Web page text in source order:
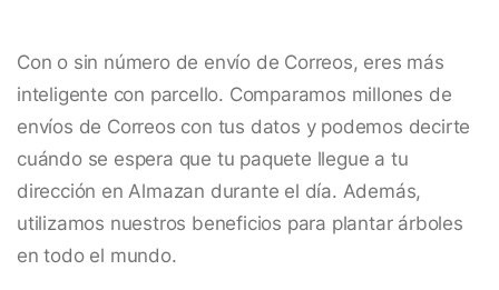
Con o sin número de envío de Correos, eres más
inteligente con parcello. Comparamos millones de
envíos de Correos con tus datos y podemos decirte
cuándo se espera que tu paquete llegue a tu
dirección en Almazan durante el día. Además,
utilizamos nuestros beneficios para plantar árboles
en todo el mundo.